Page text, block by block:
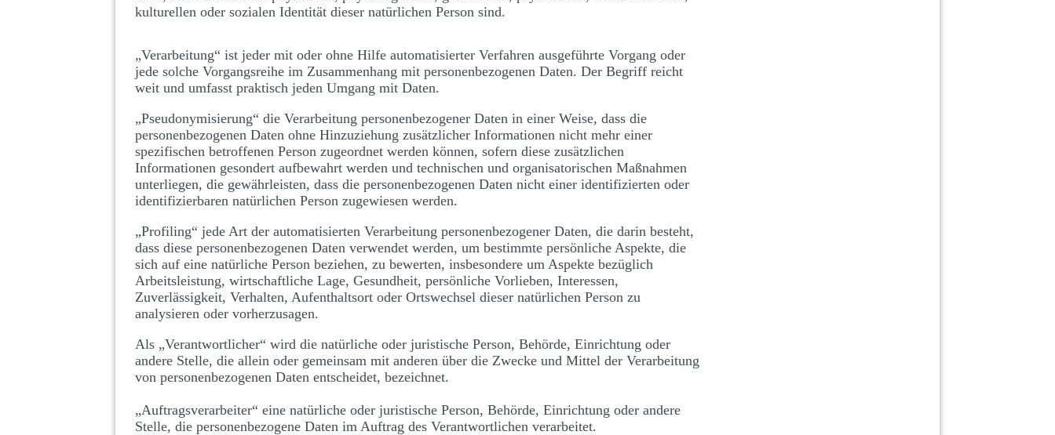
kulturellen oder sozialen Identität dieser natürlichen Person sind.
„Verarbeitung“ ist jeder mit oder ohne Hilfe automatisierter Verfahren ausgeführte Vorgang oder
jede solche Vorgangsreihe im Zusammenhang mit personenbezogenen Daten. Der Begriff reicht
weit und umfasst praktisch jeden Umgang mit Daten.
„Pseudonymisierung“ die Verarbeitung personenbezogener Daten in einer Weise, dass die
personenbezogenen Daten ohne Hinzuziehung zusätzlicher Informationen nicht mehr einer
spezifischen betroffenen Person zugeordnet werden können, sofern diese zusätzlichen
Informationen gesondert aufbewahrt werden und technischen und organisatorischen Maßnahmen
unterliegen, die gewährleisten, dass die personenbezogenen Daten nicht einer identifizierten oder
identifizierbaren natürlichen Person zugewiesen werden.
„Profiling“ jede Art der automatisierten Verarbeitung personenbezogener Daten, die darin besteht,
dass diese personenbezogenen Daten verwendet werden, um bestimmte persönliche Aspekte, die
sich auf eine natürliche Person beziehen, zu bewerten, insbesondere um Aspekte bezüglich
Arbeitsleistung, wirtschaftliche Lage, Gesundheit, persönliche Vorlieben, Interessen,
Zuverlässigkeit, Verhalten, Aufenthaltsort oder Ortswechsel dieser natürlichen Person zu
analysieren oder vorherzusagen.
Als „Verantwortlicher“ wird die natürliche oder juristische Person, Behörde, Einrichtung oder
andere Stelle, die allein oder gemeinsam mit anderen über die Zwecke und Mittel der Verarbeitung
von personenbezogenen Daten entscheidet, bezeichnet.
„Auftragsverarbeiter“ eine natürliche oder juristische Person, Behörde, Einrichtung oder andere
Stelle, die personenbezogene Daten im Auftrag des Verantwortlichen verarbeitet.